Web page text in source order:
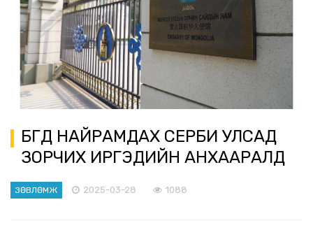
БҮГД НАЙРАМДАХ СЕРБИ УЛСАД
ЗОРЧИХ ИРГЭДИЙН АНХААРАЛД
ЗӨВЛӨМЖ 2025-03-28 1088